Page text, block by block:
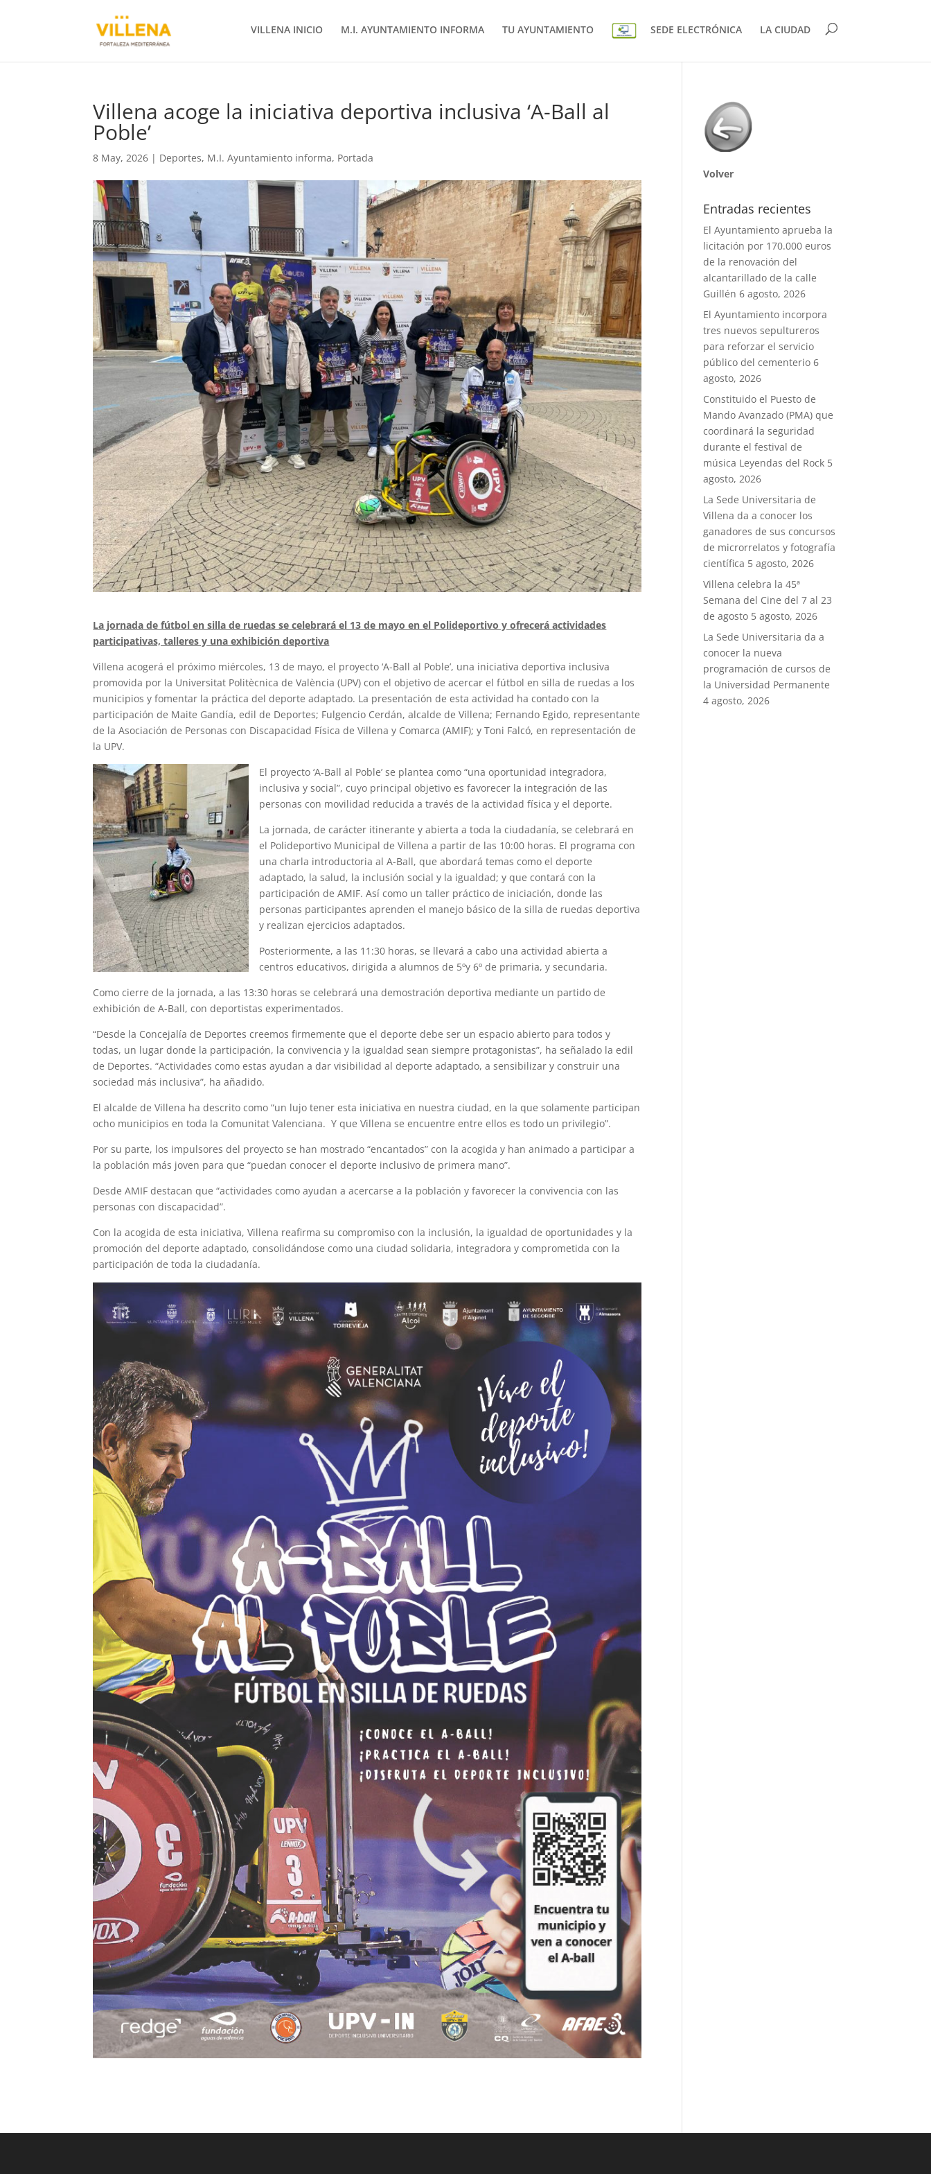
VILLENA INICIO M.I. AYUNTAMIENTO INFORMA TU AYUNTAMIENTO SEDE ELECTRÓNICA LA CIUDAD
Villena acoge la iniciativa deportiva inclusiva ‘A-Ball al
Poble’
8 May, 2026 | Deportes, M.I. Ayuntamiento informa, Portada
La jornada de fútbol en silla de ruedas se celebrará el 13 de mayo en el Polideportivo y ofrecerá actividades
participativas, talleres y una exhibición deportiva
Villena acogerá el próximo miércoles, 13 de mayo, el proyecto ‘A-Ball al Poble’, una iniciativa deportiva inclusiva
promovida por la Universitat Politècnica de València (UPV) con el objetivo de acercar el fútbol en silla de ruedas a los
municipios y fomentar la práctica del deporte adaptado. La presentación de esta actividad ha contado con la
participación de Maite Gandía, edil de Deportes; Fulgencio Cerdán, alcalde de Villena; Fernando Egido, representante
de la Asociación de Personas con Discapacidad Física de Villena y Comarca (AMIF); y Toni Falcó, en representación de
la UPV.
El proyecto ‘A-Ball al Poble’ se plantea como “una oportunidad integradora,
inclusiva y social”, cuyo principal objetivo es favorecer la integración de las
personas con movilidad reducida a través de la actividad física y el deporte.
La jornada, de carácter itinerante y abierta a toda la ciudadanía, se celebrará en
el Polideportivo Municipal de Villena a partir de las 10:00 horas. El programa con
una charla introductoria al A-Ball, que abordará temas como el deporte
adaptado, la salud, la inclusión social y la igualdad; y que contará con la
participación de AMIF. Así como un taller práctico de iniciación, donde las
personas participantes aprenden el manejo básico de la silla de ruedas deportiva
y realizan ejercicios adaptados.
Posteriormente, a las 11:30 horas, se llevará a cabo una actividad abierta a
centros educativos, dirigida a alumnos de 5ºy 6º de primaria, y secundaria.
Como cierre de la jornada, a las 13:30 horas se celebrará una demostración deportiva mediante un partido de
exhibición de A-Ball, con deportistas experimentados.
“Desde la Concejalía de Deportes creemos firmemente que el deporte debe ser un espacio abierto para todos y
todas, un lugar donde la participación, la convivencia y la igualdad sean siempre protagonistas”, ha señalado la edil
de Deportes. “Actividades como estas ayudan a dar visibilidad al deporte adaptado, a sensibilizar y construir una
sociedad más inclusiva”, ha añadido.
El alcalde de Villena ha descrito como “un lujo tener esta iniciativa en nuestra ciudad, en la que solamente participan
ocho municipios en toda la Comunitat Valenciana. Y que Villena se encuentre entre ellos es todo un privilegio”.
Por su parte, los impulsores del proyecto se han mostrado “encantados” con la acogida y han animado a participar a
la población más joven para que “puedan conocer el deporte inclusivo de primera mano”.
Desde AMIF destacan que “actividades como ayudan a acercarse a la población y favorecer la convivencia con las
personas con discapacidad”.
Con la acogida de esta iniciativa, Villena reafirma su compromiso con la inclusión, la igualdad de oportunidades y la
promoción del deporte adaptado, consolidándose como una ciudad solidaria, integradora y comprometida con la
participación de toda la ciudadanía.
Volver
Entradas recientes
El Ayuntamiento aprueba la
licitación por 170.000 euros
de la renovación del
alcantarillado de la calle
Guillén 6 agosto, 2026
El Ayuntamiento incorpora
tres nuevos sepultureros
para reforzar el servicio
público del cementerio 6
agosto, 2026
Constituido el Puesto de
Mando Avanzado (PMA) que
coordinará la seguridad
durante el festival de
música Leyendas del Rock 5
agosto, 2026
La Sede Universitaria de
Villena da a conocer los
ganadores de sus concursos
de microrrelatos y fotografía
científica 5 agosto, 2026
Villena celebra la 45ª
Semana del Cine del 7 al 23
de agosto 5 agosto, 2026
La Sede Universitaria da a
conocer la nueva
programación de cursos de
la Universidad Permanente
4 agosto, 2026